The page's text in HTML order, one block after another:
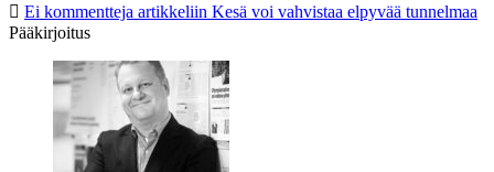
Ei kommentteja artikkeliin Kesä voi vahvistaa elpyvää tunnelmaa
Pääkirjoitus